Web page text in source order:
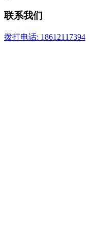
联系我们
拨打电话: 18612117394